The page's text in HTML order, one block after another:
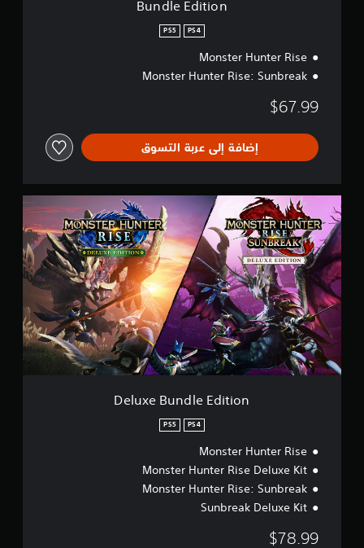
Bundle Edition
PS4
PS5
Monster Hunter Rise
Monster Hunter Rise: Sunbreak
$67.99
إضافة إلى عربة التسوق
D
e
l
u
x
e
B
u
n
d
e
E
Deluxe Bundle Edition
PS4
PS5
Monster Hunter Rise
Monster Hunter Rise Deluxe Kit
Monster Hunter Rise: Sunbreak
Sunbreak Deluxe Kit
$78.99